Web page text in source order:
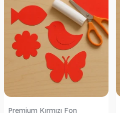
Premium Kırmızı Fon